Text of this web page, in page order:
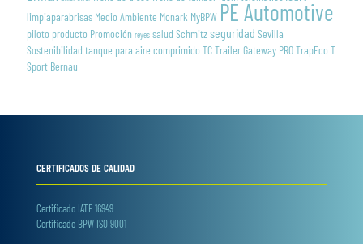
limpiaparabrisas Medio Ambiente Monark MyBPW PE Automotive
piloto producto Promoción reyes salud Schmitzseguridad Sevilla
Sostenibilidad tanque para aire comprimido TC Trailer Gateway PROTrapEco T
Sport Bernau
CERTIFICADOS DE CALIDAD
Certificado IATF 16949
Certificado BPW ISO 9001